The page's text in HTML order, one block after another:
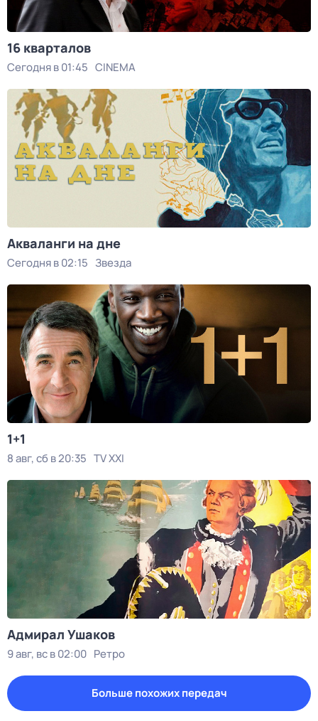
16 кварталов
Сегодня в 01:45 CINEMA
Акваланги на дне
Сегодня в 02:15 Звезда
1+1
8 авг, сб в 20:35 TV XXI
Адмирал Ушаков
9 авг, вс в 02:00 Ретро
Больше похожих передач